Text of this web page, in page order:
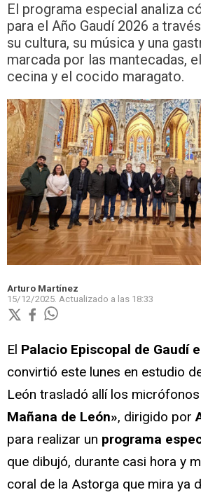
El programa especial analiza
para el Año Gaudí 2026 a
su cultura, su música y una
marcada por las mantecadas,
cecina y el cocido maragato.
Arturo Martínez
15/12/2025. Actualizado a las 18:33
El Palacio Episcopal de Gaudí
convirtió este lunes en estudio
León trasladó allí los
Mañana de León», dirigido por
para realizar un programa
que dibujó, durante casi hora y
coral de la Astorga que mira ya